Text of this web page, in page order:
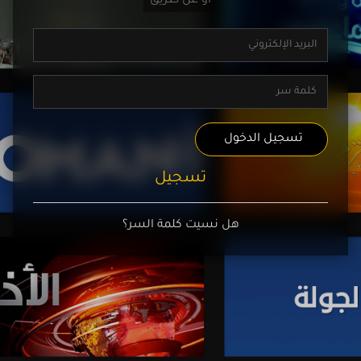
تسجيل الدخول
تسجيل
هل نسيت كلمة السر؟